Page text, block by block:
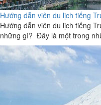
Hướng dẫn viên du lịch tiếng
Hướng dẫn viên du lịch tiếng
những gì? Đây là một trong